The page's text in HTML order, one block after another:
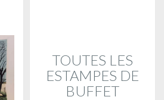
TOUTES LES
ESTAMPES DE
BUFFET